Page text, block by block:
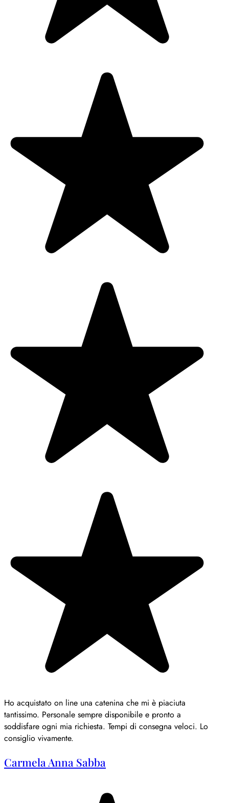
Ho acquistato on line una catenina che mi è piaciuta
tantissimo. Personale sempre disponibile e pronto a
soddisfare ogni mia richiesta. Tempi di consegna veloci. Lo
consiglio vivamente.
Carmela Anna Sabba